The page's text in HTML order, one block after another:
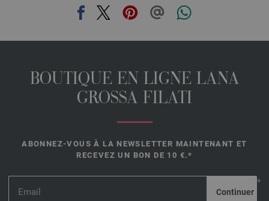
BOUTIQUE EN LIGNE LANA
GROSSA FILATI
ABONNEZ-VOUS À LA NEWSLETTER MAINTENANT ET
RECEVEZ UN BON DE 10 €.*
*